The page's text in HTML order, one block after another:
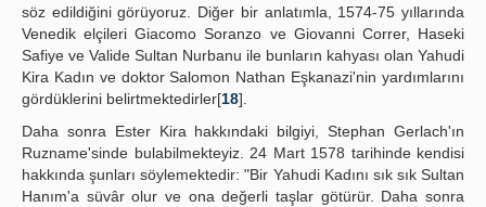
söz edildiğini görüyoruz. Diğer bir anlatımla, 1574-75 yıllarında
Venedik elçileri Giacomo Soranzo ve Giovanni Correr, Haseki
Safiye ve Valide Sultan Nurbanu ile bunların kahyası olan Yahudi
Kira Kadın ve doktor Salomon Nathan Eşkanazi'nin yardımlarını
gördüklerini belirtmektedirler[18].
Daha sonra Ester Kira hakkındaki bilgiyi, Stephan Gerlach'ın
Ruzname'sinde bulabilmekteyiz. 24 Mart 1578 tarihinde kendisi
hakkında şunları söylemektedir: "Bir Yahudi Kadını sık sık Sultan
Hanım'a süvâr olur ve ona değerli taşlar götürür. Daha sonra